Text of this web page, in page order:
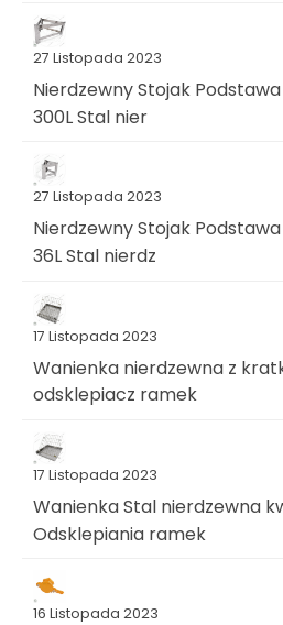
27 Listopada 2023
Nierdzewny Stojak
300L Stal nier
27 Listopada 2023
Nierdzewny Stojak
36L Stal nierdz
17 Listopada 2023
Wanienka nierdzewna z
odsklepiacz ramek
17 Listopada 2023
Wanienka Stal nierdzewna
Odsklepiania ramek
16 Listopada 2023